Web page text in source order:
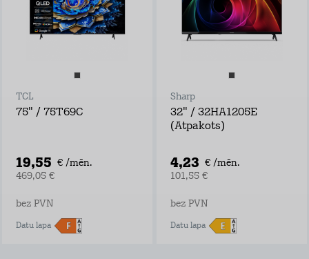
TCL
75" / 75T69C
19,55 € /mēn.
469,05 €
bez PVN
Datu lapa
Sharp
32" / 32HA1205E
(Atpakots)
4,23 € /mēn.
101,55 €
bez PVN
Datu lapa